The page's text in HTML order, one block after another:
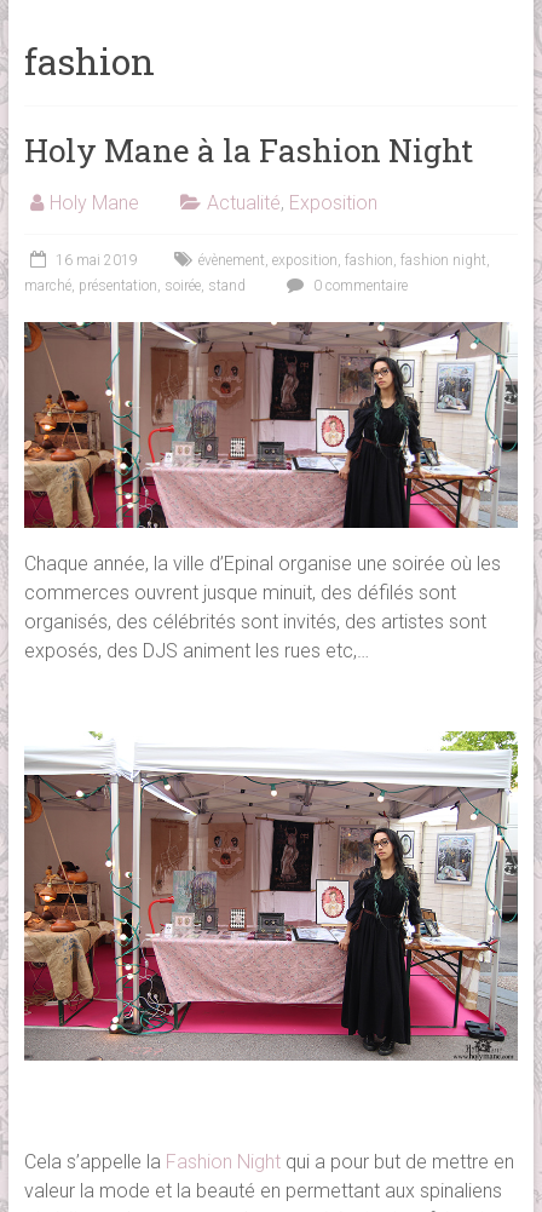
fashion
Holy Mane à la Fashion Night
Holy Mane Actualité, Exposition
16 mai 2019 évènement, exposition, fashion, fashion night,
marché, présentation, soirée, stand 0 commentaire
Chaque année, la ville d’Epinal organise une soirée où les
commerces ouvrent jusque minuit, des défilés sont
organisés, des célébrités sont invités, des artistes sont
exposés, des DJS animent les rues etc,…
Cela s’appelle la Fashion Nightqui a pour but de mettre en
valeur la mode et la beauté en permettant aux spinaliens